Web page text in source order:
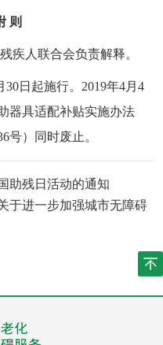
则
疾人联合会负责解释。
日起施行。2019年4月4
器具适配补贴实施办法
号）同时废止。
助残日活动的通知
于进一步加强城市无障碍